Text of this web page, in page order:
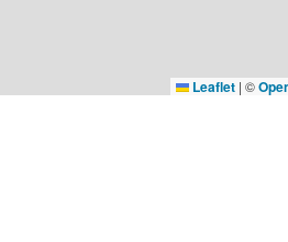
Leaflet | ©